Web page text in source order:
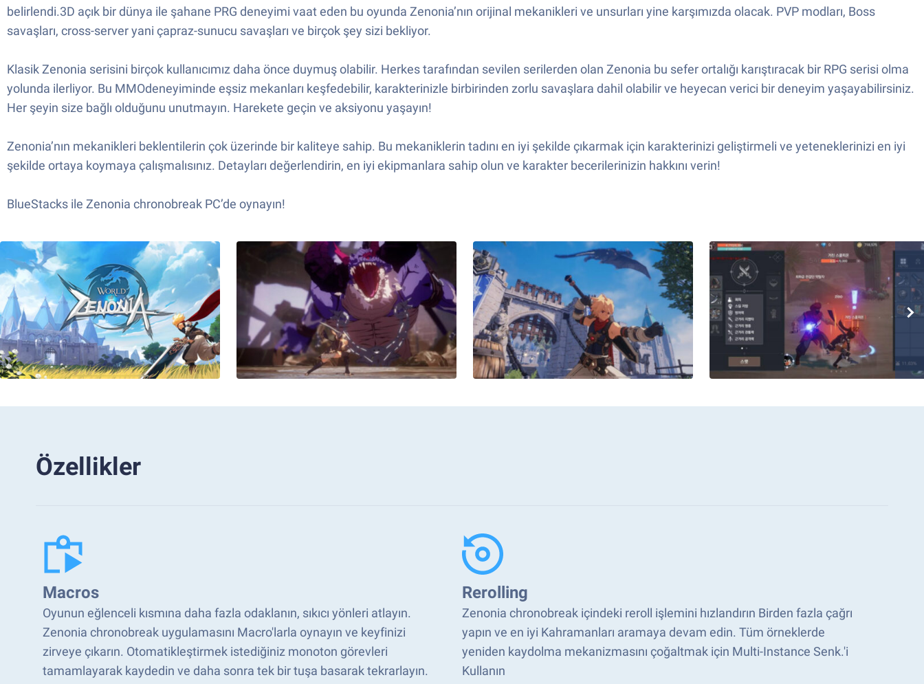
belirlendi.3D açık bir dünya ile şahane PRG deneyimi vaat eden bu oyunda Zenonia’nın orijinal mekanikleri ve unsurları yine karşımızda olacak. PVP modları, Boss
savaşları, cross-server yani çapraz-sunucu savaşları ve birçok şey sizi bekliyor.
Klasik Zenonia serisini birçok kullanıcımız daha önce duymuş olabilir. Herkes tarafından sevilen serilerden olan Zenonia bu sefer ortalığı karıştıracak bir RPG serisi olma
yolunda ilerliyor. Bu MMOdeneyiminde eşsiz mekanları keşfedebilir, karakterinizle birbirinden zorlu savaşlara dahil olabilir ve heyecan verici bir deneyim yaşayabilirsiniz.
Her şeyin size bağlı olduğunu unutmayın. Harekete geçin ve aksiyonu yaşayın!
Zenonia’nın mekanikleri beklentilerin çok üzerinde bir kaliteye sahip. Bu mekaniklerin tadını en iyi şekilde çıkarmak için karakterinizi geliştirmeli ve yeteneklerinizi en iyi
şekilde ortaya koymaya çalışmalısınız. Detayları değerlendirin, en iyi ekipmanlara sahip olun ve karakter becerilerinizin hakkını verin!
BlueStacks ile Zenonia chronobreak PC’de oynayın!
Özellikler
Macros
Oyunun eğlenceli kısmına daha fazla odaklanın, sıkıcı yönleri atlayın.
Zenonia chronobreak uygulamasını Macro'larla oynayın ve keyfinizi
zirveye çıkarın. Otomatikleştirmek istediğiniz monoton görevleri
tamamlayarak kaydedin ve daha sonra tek bir tuşa basarak tekrarlayın.
Rerolling
Zenonia chronobreak içindeki reroll işlemini hızlandırın Birden fazla çağrı
yapın ve en iyi Kahramanları aramaya devam edin. Tüm örneklerde
yeniden kaydolma mekanizmasını çoğaltmak için Multi-Instance Senk.'i
Kullanın